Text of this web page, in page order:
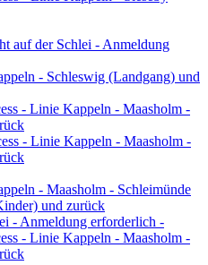
auf der Schlei - Anmeldung
- Schleswig (Landgang) und
- Linie Kappeln - Maasholm -
- Linie Kappeln - Maasholm -
- Maasholm - Schleimünde
und zurück
- Anmeldung erforderlich -
- Linie Kappeln - Maasholm -